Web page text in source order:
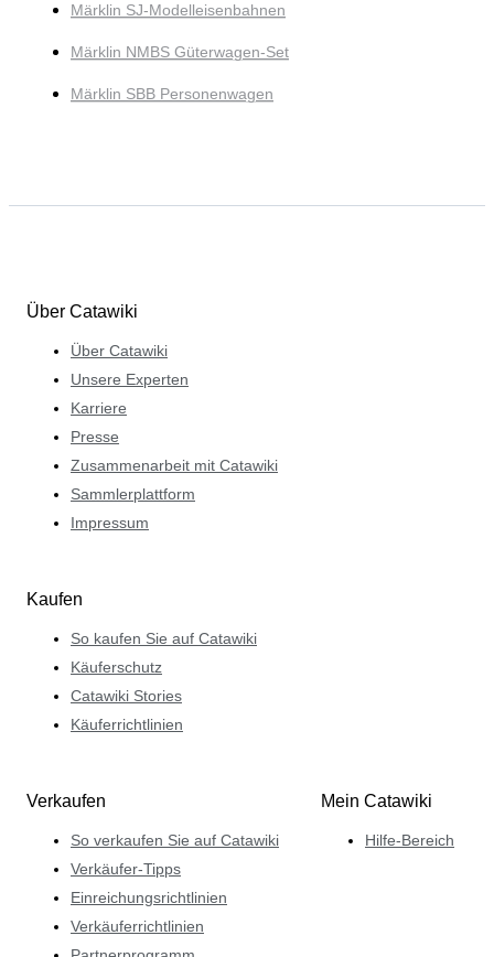
Märklin SJ-Modelleisenbahnen
Märklin NMBS Güterwagen-Set
Märklin SBB Personenwagen
Über Catawiki
Über Catawiki
Unsere Experten
Karriere
Presse
Zusammenarbeit mit Catawiki
Sammlerplattform
Impressum
Kaufen
So kaufen Sie auf Catawiki
Käuferschutz
Catawiki Stories
Käuferrichtlinien
Verkaufen
So verkaufen Sie auf Catawiki
Verkäufer-Tipps
Einreichungsrichtlinien
Verkäuferrichtlinien
Mein Catawiki
Hilfe-Bereich